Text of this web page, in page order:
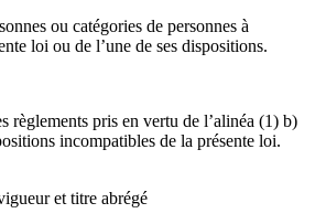
ou catégories de personnes à
loi ou de l’une de ses dispositions.
règlements pris en vertu de l’alinéa (1) b)
incompatibles de la présente loi.
et titre abrégé